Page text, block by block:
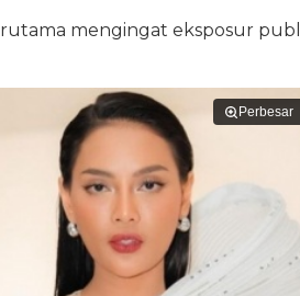
mengingat eksposur
Perbesar